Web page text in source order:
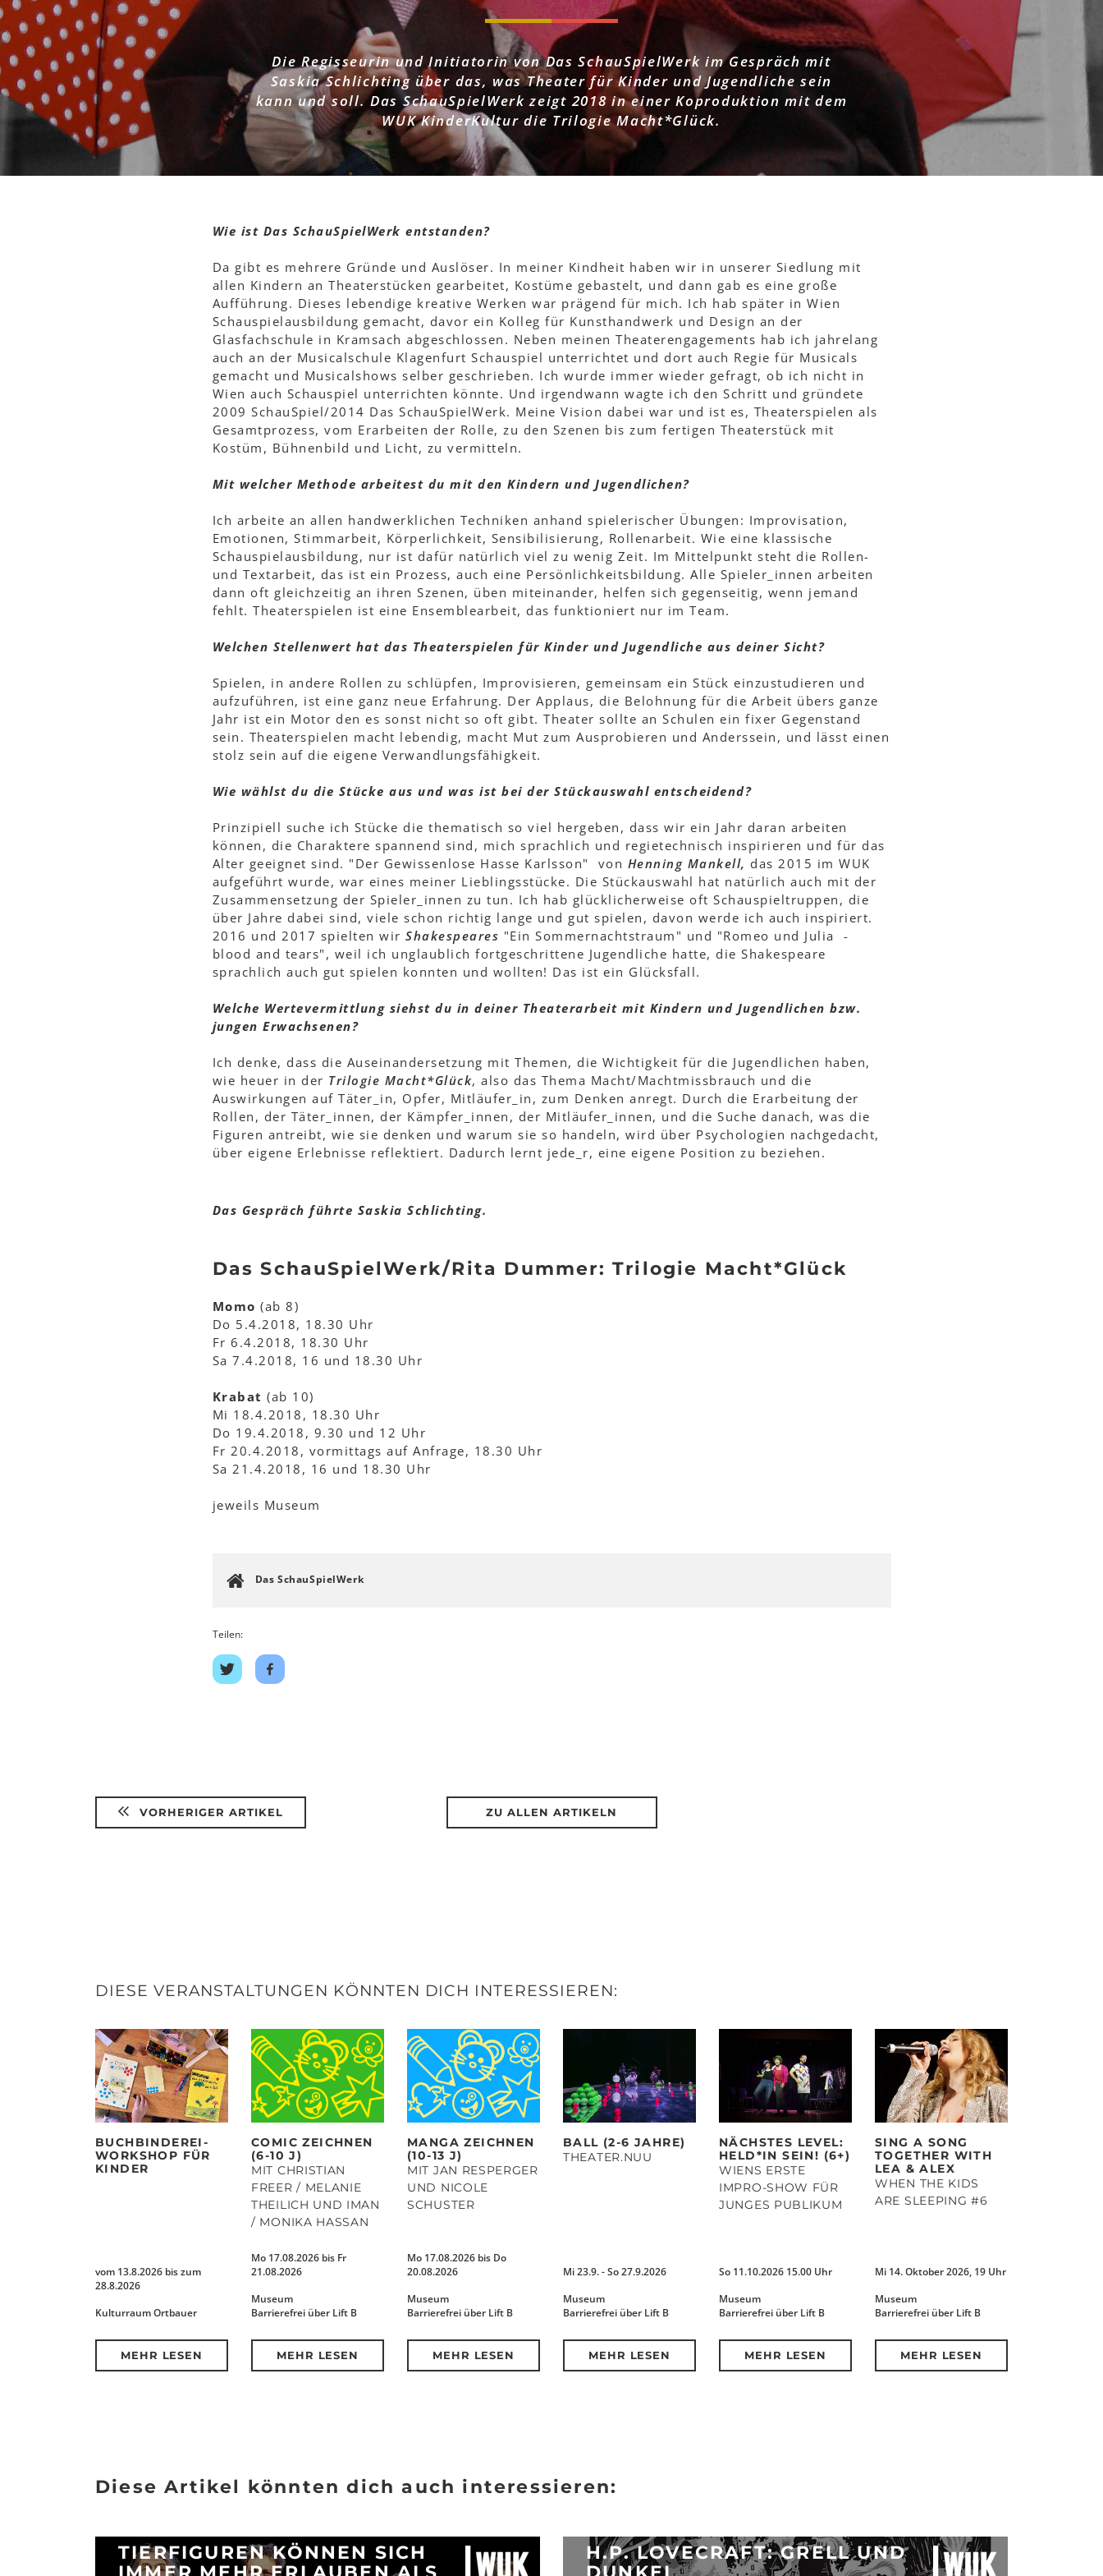
Die Regisseurin und Initiatorin von Das SchauSpielWerk im Gespräch mit
Saskia Schlichting über das, was Theater für Kinder und Jugendliche sein
kann und soll. Das SchauSpielWerk zeigt 2018 in einer Koproduktion mit dem
WUK KinderKultur die Trilogie Macht*Glück.
Wie ist Das SchauSpielWerk entstanden?
Da gibt es mehrere Gründe und Auslöser. In meiner Kindheit haben wir in unserer Siedlung mit
allen Kindern an Theaterstücken gearbeitet, Kostüme gebastelt, und dann gab es eine große
Aufführung. Dieses lebendige kreative Werken war prägend für mich. Ich hab später in Wien
Schauspielausbildung gemacht, davor ein Kolleg für Kunsthandwerk und Design an der
Glasfachschule in Kramsach abgeschlossen. Neben meinen Theaterengagements hab ich jahrelang
auch an der Musicalschule Klagenfurt Schauspiel unterrichtet und dort auch Regie für Musicals
gemacht und Musicalshows selber geschrieben. Ich wurde immer wieder gefragt, ob ich nicht in
Wien auch Schauspiel unterrichten könnte. Und irgendwann wagte ich den Schritt und gründete
2009 SchauSpiel/2014 Das SchauSpielWerk. Meine Vision dabei war und ist es, Theaterspielen als
Gesamtprozess, vom Erarbeiten der Rolle, zu den Szenen bis zum fertigen Theaterstück mit
Kostüm, Bühnenbild und Licht, zu vermitteln.
Mit welcher Methode arbeitest du mit den Kindern und Jugendlichen?
Ich arbeite an allen handwerklichen Techniken anhand spielerischer Übungen: Improvisation,
Emotionen, Stimmarbeit, Körperlichkeit, Sensibilisierung, Rollenarbeit. Wie eine klassische
Schauspielausbildung, nur ist dafür natürlich viel zu wenig Zeit. Im Mittelpunkt steht die Rollen-
und Textarbeit, das ist ein Prozess, auch eine Persönlichkeitsbildung. Alle Spieler_innen arbeiten
dann oft gleichzeitig an ihren Szenen, üben miteinander, helfen sich gegenseitig, wenn jemand
fehlt. Theaterspielen ist eine Ensemblearbeit, das funktioniert nur im Team.
Welchen Stellenwert hat das Theaterspielen für Kinder und Jugendliche aus deiner Sicht?
Spielen, in andere Rollen zu schlüpfen, Improvisieren, gemeinsam ein Stück einzustudieren und
aufzuführen, ist eine ganz neue Erfahrung. Der Applaus, die Belohnung für die Arbeit übers ganze
Jahr ist ein Motor den es sonst nicht so oft gibt. Theater sollte an Schulen ein fixer Gegenstand
sein. Theaterspielen macht lebendig, macht Mut zum Ausprobieren und Anderssein, und lässt einen
stolz sein auf die eigene Verwandlungsfähigkeit.
Wie wählst du die Stücke aus und was ist bei der Stückauswahl entscheidend?
Prinzipiell suche ich Stücke die thematisch so viel hergeben, dass wir ein Jahr daran arbeiten
können, die Charaktere spannend sind, mich sprachlich und regietechnisch inspirieren und für das
Alter geeignet sind. "Der Gewissenlose Hasse Karlsson" von Henning Mankell, das 2015 im WUK
aufgeführt wurde, war eines meiner Lieblingsstücke. Die Stückauswahl hat natürlich auch mit der
Zusammensetzung der Spieler_innen zu tun. Ich hab glücklicherweise oft Schauspieltruppen, die
über Jahre dabei sind, viele schon richtig lange und gut spielen, davon werde ich auch inspiriert.
2016 und 2017 spielten wir Shakespeares "Ein Sommernachtstraum" und "Romeo und Julia -
blood and tears", weil ich unglaublich fortgeschrittene Jugendliche hatte, die Shakespeare
sprachlich auch gut spielen konnten und wollten! Das ist ein Glücksfall.
Welche Wertevermittlung siehst du in deiner Theaterarbeit mit Kindern und Jugendlichen bzw.
jungen Erwachsenen?
Ich denke, dass die Auseinandersetzung mit Themen, die Wichtigkeit für die Jugendlichen haben,
wie heuer in der Trilogie Macht*Glück, also das Thema Macht/Machtmissbrauch und die
Auswirkungen auf Täter_in, Opfer, Mitläufer_in, zum Denken anregt. Durch die Erarbeitung der
Rollen, der Täter_innen, der Kämpfer_innen, der Mitläufer_innen, und die Suche danach, was die
Figuren antreibt, wie sie denken und warum sie so handeln, wird über Psychologien nachgedacht,
über eigene Erlebnisse reflektiert. Dadurch lernt jede_r, eine eigene Position zu beziehen.
Das Gespräch führte Saskia Schlichting.
Das SchauSpielWerk/Rita Dummer: Trilogie Macht*Glück
Momo (ab 8)
Do 5.4.2018, 18.30 Uhr
Fr 6.4.2018, 18.30 Uhr
Sa 7.4.2018, 16 und 18.30 Uhr
Krabat (ab 10)
Mi 18.4.2018, 18.30 Uhr
Do 19.4.2018, 9.30 und 12 Uhr
Fr 20.4.2018, vormittags auf Anfrage, 18.30 Uhr
Sa 21.4.2018, 16 und 18.30 Uhr
jeweils Museum
Das SchauSpielWerk
Teilen:
Auf
Twitter
Auf
Facebook
VORHERIGER ARTIKEL ZU ALLEN ARTIKELN
DIESE VERANSTALTUNGEN KÖNNTEN DICH INTERESSIEREN:
BUCHBINDEREI-
WORKSHOP FÜR
KINDER
vom 13.8.2026 bis zum
28.8.2026
Kulturraum Ortbauer
MEHR LESEN
COMIC ZEICHNEN
(6-10 J)
MIT CHRISTIAN
FREER / MELANIE
THEILICH UND IMAN
/ MONIKA HASSAN
Mo 17.08.2026 bis Fr
21.08.2026
Museum
Barrierefrei über Lift B
MEHR LESEN
MANGA ZEICHNEN
(10-13 J)
MIT JAN RESPERGER
UND NICOLE
SCHUSTER
Mo 17.08.2026 bis Do
20.08.2026
Museum
Barrierefrei über Lift B
MEHR LESEN
BALL (2-6 JAHRE)
THEATER.NUU
Mi 23.9. - So 27.9.2026
Museum
Barrierefrei über Lift B
MEHR LESEN
NÄCHSTES LEVEL:
HELD*IN SEIN! (6+)
WIENS ERSTE
IMPRO-SHOW FÜR
JUNGES PUBLIKUM
So 11.10.2026 15.00 Uhr
Museum
Barrierefrei über Lift B
MEHR LESEN
SING A SONG
TOGETHER WITH
LEA & ALEX
WHEN THE KIDS
ARE SLEEPING #6
Mi 14. Oktober 2026, 19 Uhr
Museum
Barrierefrei über Lift B
MEHR LESEN
Diese Artikel könnten dich auch interessieren:
TIERFIGUREN KÖNNEN SICH
H.P. LOVECRAFT: GRELL UND